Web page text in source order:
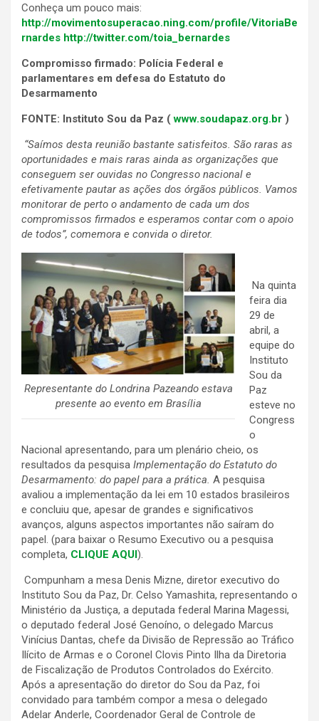
Conheça um pouco mais:
http://movimentosuperacao.ning.com/profile/VitoriaBe
rnardes http://twitter.com/toia_bernardes
Compromisso firmado: Polícia Federal e
parlamentares em defesa do Estatuto do
Desarmamento
FONTE: Instituto Sou da Paz (www.soudapaz.org.br )
“Saímos desta reunião bastante satisfeitos. São raras as
oportunidades e mais raras ainda as organizações que
conseguem ser ouvidas no Congresso nacional e
efetivamente pautar as ações dos órgãos públicos. Vamos
monitorar de perto o andamento de cada um dos
compromissos firmados e esperamos contar com o apoio
de todos”, comemora e convida o diretor.
Representante do Londrina Pazeando estava
presente ao evento em Brasília
Na quinta
feira dia
29 de
abril, a
equipe do
Instituto
Sou da
Paz
esteve no
Congress
o
Nacional apresentando, para um plenário cheio, os
resultados da pesquisa Implementação do Estatuto do
Desarmamento: do papel para a prática. A pesquisa
avaliou a implementação da lei em 10 estados brasileiros
e concluiu que, apesar de grandes e significativos
avanços, alguns aspectos importantes não saíram do
papel. (para baixar o Resumo Executivo ou a pesquisa
completa, CLIQUE AQUI).
Compunham a mesa Denis Mizne, diretor executivo do
Instituto Sou da Paz, Dr. Celso Yamashita, representando o
Ministério da Justiça, a deputada federal Marina Magessi,
o deputado federal José Genoíno, o delegado Marcus
Vinícius Dantas, chefe da Divisão de Repressão ao Tráfico
Ilícito de Armas e o Coronel Clovis Pinto Ilha da Diretoria
de Fiscalização de Produtos Controlados do Exército.
Após a apresentação do diretor do Sou da Paz, foi
convidado para também compor a mesa o delegado
Adelar Anderle, Coordenador Geral de Controle de